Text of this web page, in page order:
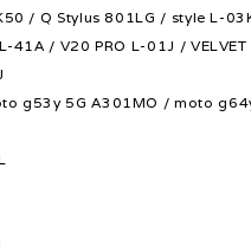
/ Q Stylus 801LG / style L-
41A / V20 PRO L-01J /
g53y 5G A301MO / moto